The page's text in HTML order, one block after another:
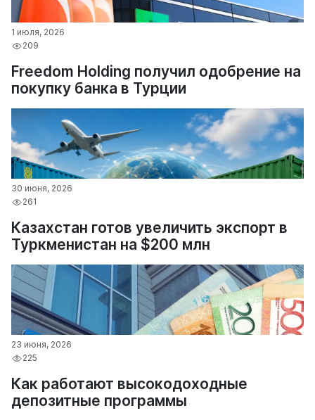
1 июля, 2026
209
Freedom Holding получил одобрение на
покупку банка в Турции
30 июня, 2026
261
Казахстан готов увеличить экспорт в
Туркменистан на $200 млн
23 июня, 2026
225
Как работают высокодоходные
депозитные программы